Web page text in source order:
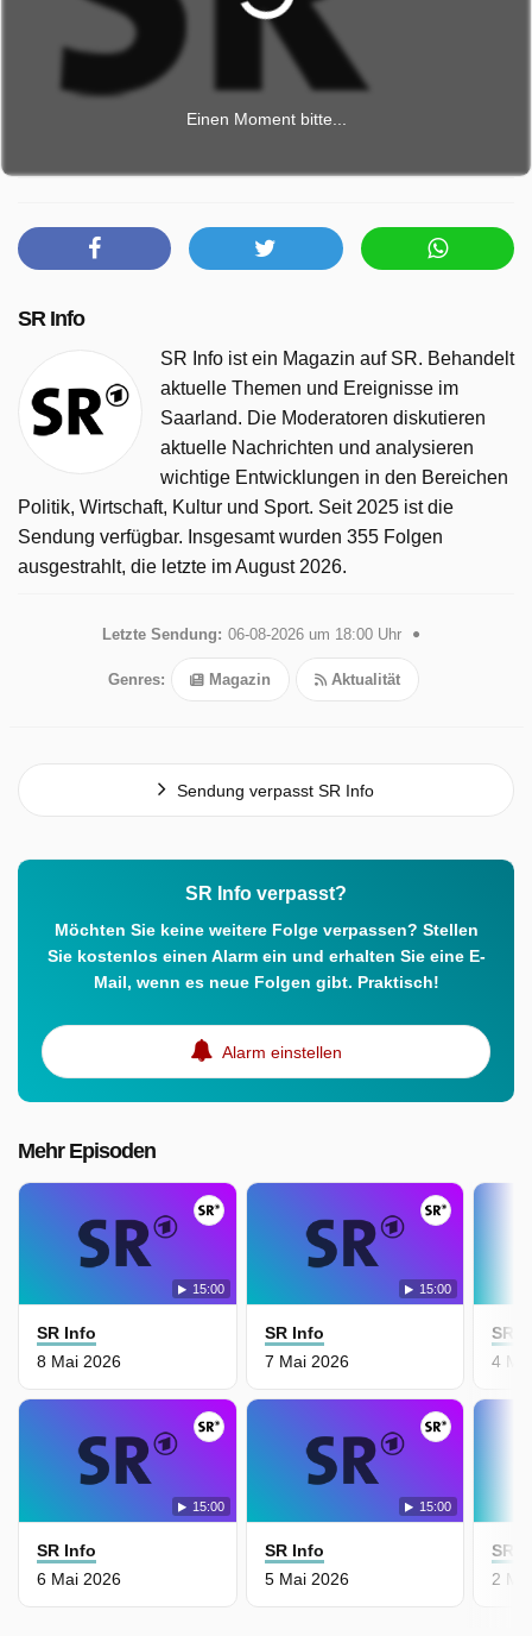
Einen Moment bitte...
SR Info
SR Info ist ein Magazin auf SR. Behandelt
aktuelle Themen und Ereignisse im
Saarland. Die Moderatoren diskutieren
aktuelle Nachrichten und analysieren
wichtige Entwicklungen in den Bereichen
Politik, Wirtschaft, Kultur und Sport. Seit 2025 ist die
Sendung verfügbar. Insgesamt wurden 355 Folgen
ausgestrahlt, die letzte im August 2026.
Letzte Sendung: 06-08-2026 um 18:00 Uhr
Genres: Magazin Aktualität
Sendung verpasst SR Info
SR Info verpasst?
Möchten Sie keine weitere Folge verpassen? Stellen
Sie kostenlos einen Alarm ein und erhalten Sie eine E-
Mail, wenn es neue Folgen gibt. Praktisch!
Alarm einstellen
Mehr Episoden
15:00
SR Info
8 Mai 2026
15:00
SR Info
7 Mai 2026
15:00
SR Info
6 Mai 2026
15:00
SR Info
5 Mai 2026
SR
4
SR
2